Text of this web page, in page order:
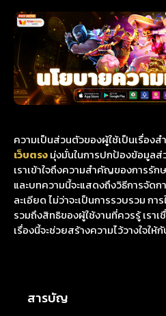
ความเป็นส่วนตัวของผู้ใช้เป็นเรื่อง
เว็บตรงมุ่งมั่นในการปกป้องข้อมูล
เราเข้าใจถึงความสำคัญของการ
และบทความนี้จะแสดงถึงวิธีการจั
ละเอียด ไม่ว่าจะเป็นการรวบรวม ก
รวมถึงสิทธิของผู้ใช้งานที่ควรรู้ เราเ
เรื่องนี้จะช่วยสร้างความไว้วางใจให้
สารบัญ